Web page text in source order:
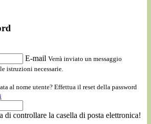
E-mail Verrà inviato un messaggio
istruzioni necessarie.
al nome utente? Effettua il reset della password
di controllare la casella di posta elettronica!